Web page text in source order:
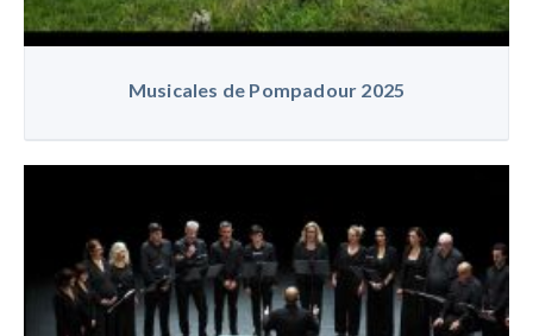
Musicales de Pompadour 2025